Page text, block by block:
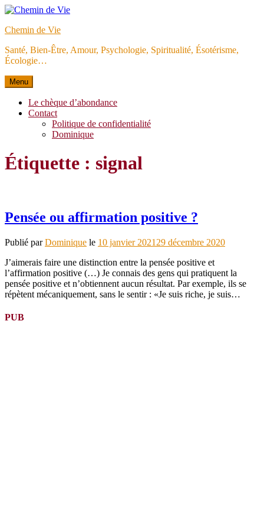
Aller
contenu
Chemin de Vie
Santé, Bien-Être, Amour, Psychologie, Spiritualité, Ésotérisme,
Écologie…
Menu
Le chèque d’abondance
Contact
Politique de confidentialité
Dominique
Étiquette : signal
Pensée ou affirmation positive ?
Publié parDominique le 10 janvier 2021 29 décembre 2020
J’aimerais faire une distinction entre la pensée positive et
l’affirmation positive (…) Je connais des gens qui pratiquent la
pensée positive et n’obtiennent aucun résultat. Par exemple, ils se
répètent mécaniquement, sans le sentir : «Je suis riche, je suis…
PUB